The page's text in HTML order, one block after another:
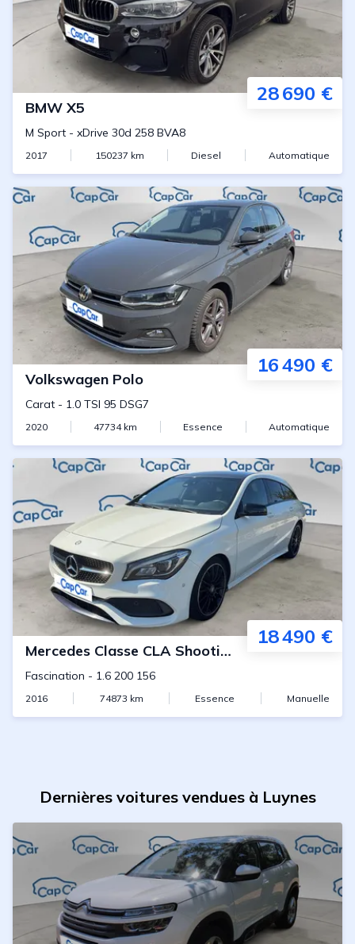
28 690 €
BMW X5
M Sport - xDrive 30d 258 BVA8
2017 150237 km Diesel Automatique
16 490 €
Volkswagen Polo
Carat - 1.0 TSI 95 DSG7
2020 47734km Essence Automatique
18 490 €
Mercedes Classe CLA Shooting Brake
Fascination - 1.6 200 156
2016 74873 km Essence Manuelle
Dernières voitures vendues à Luynes